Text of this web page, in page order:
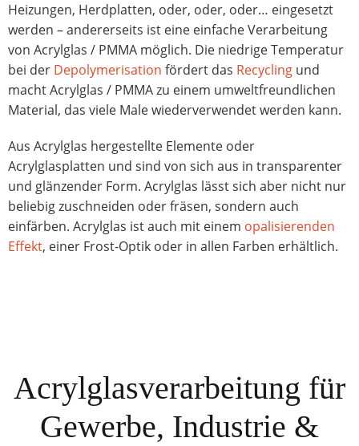
Heizungen, Herdplatten, oder, oder, oder… eingesetzt
werden – andererseits ist eine einfache Verarbeitung
von Acrylglas / PMMA möglich. Die niedrige Temperatur
bei der Depolymerisation fördert das Recycling und
macht Acrylglas / PMMA zu einem umweltfreundlichen
Material, das viele Male wiederverwendet werden kann.
Aus Acrylglas hergestellte Elemente oder
Acrylglasplatten und sind von sich aus in transparenter
und glänzender Form. Acrylglas lässt sich aber nicht nur
beliebig zuschneiden oder fräsen, sondern auch
einfärben. Acrylglas ist auch mit einem opalisierenden
Effekt, einer Frost-Optik oder in allen Farben erhältlich.
Acrylglasverarbeitung für
Gewerbe, Industrie &